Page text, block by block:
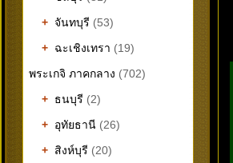
+ จันทบุรี (53)
+ ฉะเชิงเทรา (19)
พระเกจิ ภาคกลาง (702)
+ ธนบุรี (2)
+ อุทัยธานี (26)
+ สิงห์บุรี (20)